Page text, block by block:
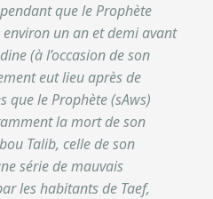
que le Prophète
un an et demi avant
(à l’occasion de son
eut lieu après de
que le Prophète (sAws)
la mort de son
Talib, celle de son
série de mauvais
les habitants de Taef,